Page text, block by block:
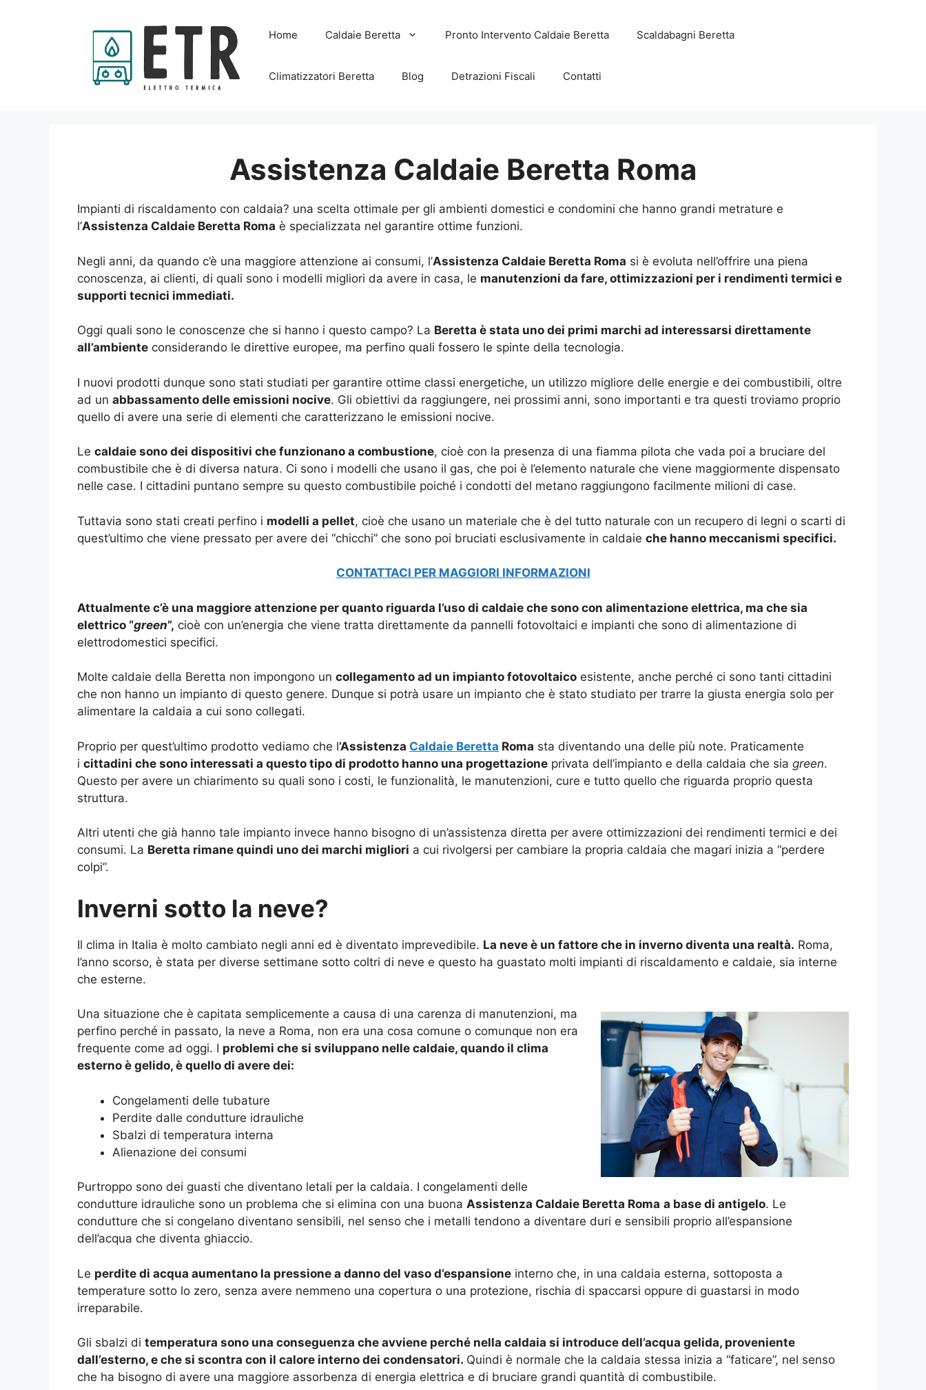
Home Caldaie Beretta Pronto Intervento Caldaie Beretta Scaldabagni Beretta
Climatizzatori Beretta Blog Detrazioni Fiscali Contatti
Assistenza Caldaie Beretta Roma
Impianti di riscaldamento con caldaia? una scelta ottimale per gli ambienti domestici e condomini che hanno grandi metrature e
l’Assistenza Caldaie Beretta Roma è specializzata nel garantire ottime funzioni.
Negli anni, da quando c’è una maggiore attenzione ai consumi, l’Assistenza Caldaie Beretta Roma si è evoluta nell’offrire una piena
conoscenza, ai clienti, di quali sono i modelli migliori da avere in casa, le manutenzioni da fare, ottimizzazioni per i rendimenti termici e
supporti tecnici immediati.
Oggi quali sono le conoscenze che si hanno i questo campo? La Beretta è stata uno dei primi marchi ad interessarsi direttamente
all’ambiente considerando le direttive europee, ma perfino quali fossero le spinte della tecnologia.
I nuovi prodotti dunque sono stati studiati per garantire ottime classi energetiche, un utilizzo migliore delle energie e dei combustibili, oltre
ad un abbassamento delle emissioni nocive. Gli obiettivi da raggiungere, nei prossimi anni, sono importanti e tra questi troviamo proprio
quello di avere una serie di elementi che caratterizzano le emissioni nocive.
Le caldaie sono dei dispositivi che funzionano a combustione, cioè con la presenza di una fiamma pilota che vada poi a bruciare del
combustibile che è di diversa natura. Ci sono i modelli che usano il gas, che poi è l’elemento naturale che viene maggiormente dispensato
nelle case. I cittadini puntano sempre su questo combustibile poiché i condotti del metano raggiungono facilmente milioni di case.
Tuttavia sono stati creati perfino i modelli a pellet, cioè che usano un materiale che è del tutto naturale con un recupero di legni o scarti di
quest’ultimo che viene pressato per avere dei “chicchi” che sono poi bruciati esclusivamente in caldaie che hanno meccanismi specifici.
CONTATTACI PER MAGGIORI INFORMAZIONI
Attualmente c’è una maggiore attenzione per quanto riguarda l’uso di caldaie che sono con alimentazione elettrica, ma che sia
elettrico “green”, cioè con un’energia che viene tratta direttamente da pannelli fotovoltaici e impianti che sono di alimentazione di
elettrodomestici specifici.
Molte caldaie della Beretta non impongono un collegamento ad un impianto fotovoltaico esistente, anche perché ci sono tanti cittadini
che non hanno un impianto di questo genere. Dunque si potrà usare un impianto che è stato studiato per trarre la giusta energia solo per
alimentare la caldaia a cui sono collegati.
Proprio per quest’ultimo prodotto vediamo che l’Assistenza Caldaie Beretta Roma sta diventando una delle più note. Praticamente
i cittadini che sono interessati a questo tipo di prodotto hanno una progettazione privata dell’impianto e della caldaia che sia green.
Questo per avere un chiarimento su quali sono i costi, le funzionalità, le manutenzioni, cure e tutto quello che riguarda proprio questa
struttura.
Altri utenti che già hanno tale impianto invece hanno bisogno di un’assistenza diretta per avere ottimizzazioni dei rendimenti termici e dei
consumi. La Beretta rimane quindi uno dei marchi migliori a cui rivolgersi per cambiare la propria caldaia che magari inizia a “perdere
colpi”.
Inverni sotto la neve?
Il clima in Italia è molto cambiato negli anni ed è diventato imprevedibile. La neve è un fattore che in inverno diventa una realtà. Roma,
l’anno scorso, è stata per diverse settimane sotto coltri di neve e questo ha guastato molti impianti di riscaldamento e caldaie, sia interne
che esterne.
Una situazione che è capitata semplicemente a causa di una carenza di manutenzioni, ma
perfino perché in passato, la neve a Roma, non era una cosa comune o comunque non era
frequente come ad oggi. I problemi che si sviluppano nelle caldaie, quando il clima
esterno è gelido, è quello di avere dei:
Congelamenti delle tubature
Perdite dalle condutture idrauliche
Sbalzi di temperatura interna
Alienazione dei consumi
Purtroppo sono dei guasti che diventano letali per la caldaia. I congelamenti delle
condutture idrauliche sono un problema che si elimina con una buona Assistenza Caldaie Beretta Roma a base di antigelo. Le
condutture che si congelano diventano sensibili, nel senso che i metalli tendono a diventare duri e sensibili proprio all’espansione
dell’acqua che diventa ghiaccio.
Le perdite di acqua aumentano la pressione a danno del vaso d’espansione interno che, in una caldaia esterna, sottoposta a
temperature sotto lo zero, senza avere nemmeno una copertura o una protezione, rischia di spaccarsi oppure di guastarsi in modo
irreparabile.
Gli sbalzi di temperatura sono una conseguenza che avviene perché nella caldaia si introduce dell’acqua gelida, proveniente
dall’esterno, e che si scontra con il calore interno dei condensatori. Quindi è normale che la caldaia stessa inizia a “faticare”, nel senso
che ha bisogno di avere una maggiore assorbenza di energia elettrica e di bruciare grandi quantità di combustibile.